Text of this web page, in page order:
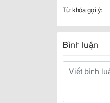
Từ khóa gợi ý:
Bình luận